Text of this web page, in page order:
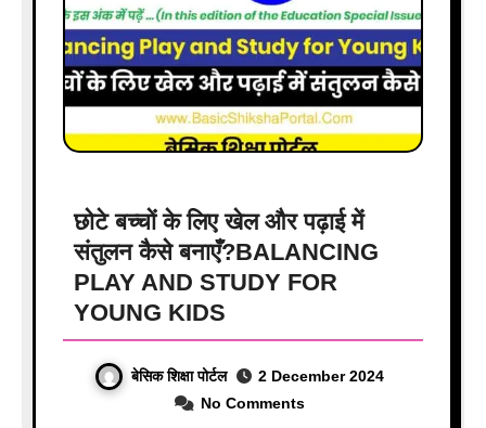
छोटे बच्चों के लिए खेल और पढ़ाई में
संतुलन कैसे बनाएँ?BALANCING
PLAY AND STUDY FOR
YOUNG KIDS
बेसिक शिक्षा पोर्टल
2 December 2024
No Comments